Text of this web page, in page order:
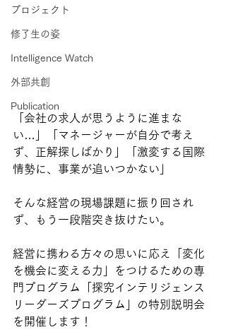
プロジェクト
修了生の姿
Intelligence Watch
外部共創
Publication
「会社の求人が思うように進まな
い…」「マネージャーが自分で考え
ず、正解探しばかり」「激変する国際
情勢に、事業が追いつかない」
そんな経営の現場課題に振り回され
ず、もう一段階突き抜けたい。
経営に携わる方々の思いに応え「変化
を機会に変える力」をつけるための専
門プログラム「探究インテリジェンス
リーダーズプログラム」の特別説明会
を開催します！